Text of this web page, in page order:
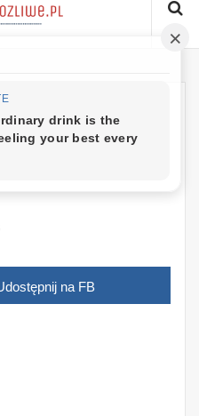
Wody I
Dotyczyć
na FB